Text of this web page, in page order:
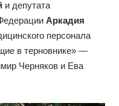
и депутата
Аркадия
персонала
в терновнике» —
Черняков и Ева